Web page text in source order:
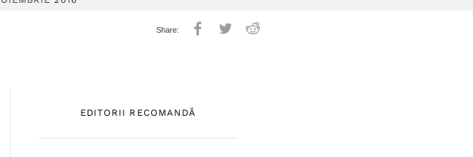
EDITORII RECOMANDĂ